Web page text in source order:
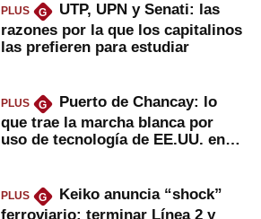
PLUS G
UTP, UPN y Senati: las
razones por la que los capitalinos
las prefieren para estudiar
PLUS G
Puerto de Chancay: lo
que trae la marcha blanca por
uso de tecnología de EE.UU. en
PLUS G
Keiko anuncia “shock”
ferroviario: terminar Línea 2 y